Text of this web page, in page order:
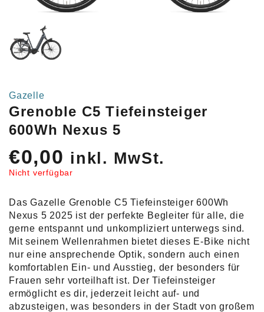
Gazelle
Grenoble C5 Tiefeinsteiger
600Wh Nexus 5
€0,00 inkl. MwSt.
Nicht verfügbar
Das Gazelle Grenoble C5 Tiefeinsteiger 600Wh
Nexus 5 2025 ist der perfekte Begleiter für alle, die
gerne entspannt und unkompliziert unterwegs sind.
Mit seinem Wellenrahmen bietet dieses E-Bike nicht
nur eine ansprechende Optik, sondern auch einen
komfortablen Ein- und Ausstieg, der besonders für
Frauen sehr vorteilhaft ist. Der Tiefeinsteiger
ermöglicht es dir, jederzeit leicht auf- und
abzusteigen, was besonders in der Stadt von großem